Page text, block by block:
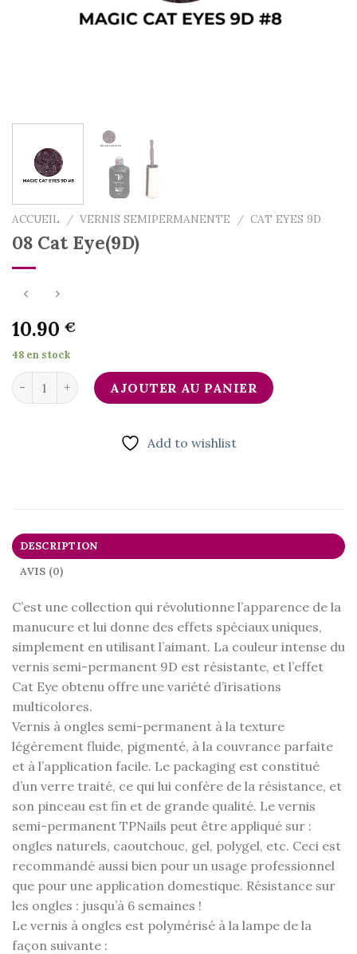
ACCUEIL / VERNIS SEMIPERMANENTE / CAT EYES 9D
08 Cat Eye(9D)
10.90 €
48 en stock
quantité de 08 Cat Eye(9D)AJOUTER AU PANIER
Add to wishlist
DESCRIPTION
AVIS (0)
C’est une collection qui révolutionne l’apparence de la
manucure et lui donne des effets spéciaux uniques,
simplement en utilisant l’aimant. La couleur intense du
vernis semi-permanent 9D est résistante, et l’effet
Cat Eye obtenu offre une variété d’irisations
multicolores.
Vernis à ongles semi-permanent à la texture
légèrement fluide, pigmenté, à la couvrance parfaite
et à l’application facile. Le packaging est constitué
d’un verre traité, ce qui lui confère de la résistance, et
son pinceau est fin et de grande qualité. Le vernis
semi-permanent TPNails peut être appliqué sur :
ongles naturels, caoutchouc, gel, polygel, etc. Ceci est
recommandé aussi bien pour un usage professionnel
que pour une application domestique. Résistance sur
les ongles : jusqu’à 6 semaines !
Le vernis à ongles est polymérisé à la lampe de la
façon suivante :